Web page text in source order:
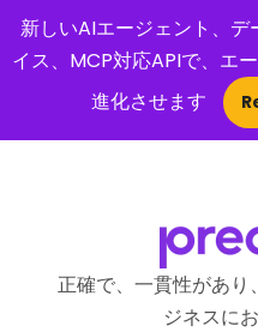
新しいAIエージェント、
イス、MCP対応APIで、エ
進化させます
正確で、一貫性があ
ジネスに